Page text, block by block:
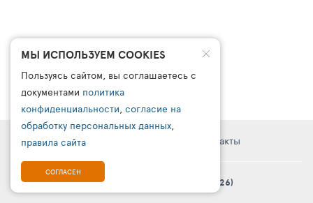
Правовая информация Контакты
© Платформа «ТурСайт Про» в.5.2.0 (2003 - 2026)
МЫ ИСПОЛЬЗУЕМ COOKIES
Пользуясь сайтом, вы соглашаетесь с
документами политика
конфиденциальности, согласие на
обработку персональных данных,
правила сайта
СОГЛАСЕН